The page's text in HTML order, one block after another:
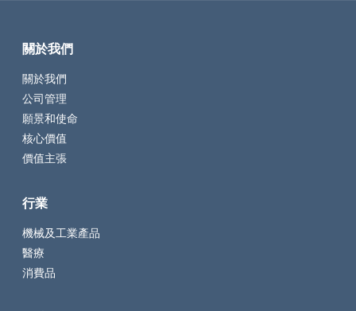
關於我們
關於我們
公司管理
願景和使命
核心價值
價值主張
行業
機械及工業產品
醫療
消費品